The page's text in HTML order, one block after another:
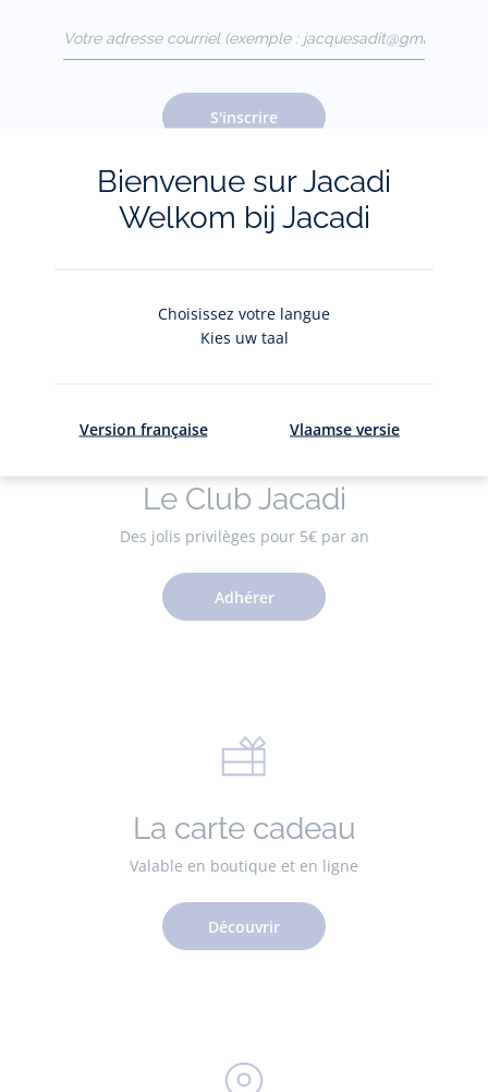
(exemple :
jacquesadit@gmail.com)
S'inscrire
Pour plus d'informations sur vos données personnelles,
ici.
Le Club Jacadi
Des jolis privilèges pour 5€ par an
Adhérer
La carte cadeau
Valable en boutique et en ligne
Découvrir
Bienvenue sur Jacadi
Welkom bij Jacadi
Choisissez votre langue
Kies uw taal
Version française Vlaamse versie